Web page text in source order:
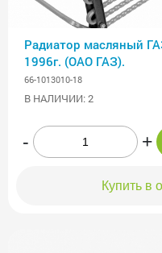
Радиатор масляный
1996г. (ОАО ГАЗ).
66-1013010-18
В НАЛИЧИИ: 2
- +
Купить в